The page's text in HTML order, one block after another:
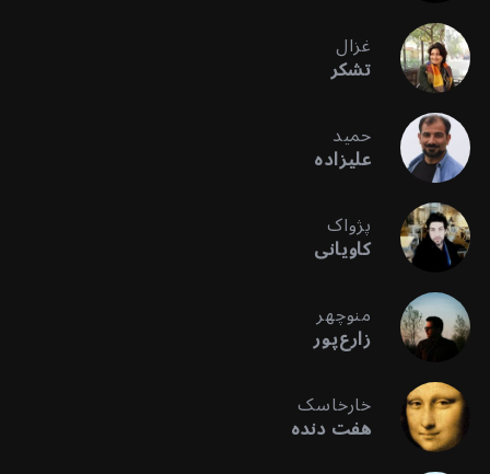
غزال
تشکر
حمید
علیزاده
پژواک
کاویانی
منوچهر
زارع‌پور
خارخاسک
هفت دنده